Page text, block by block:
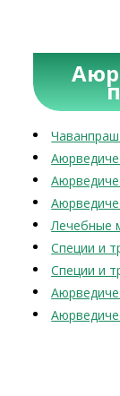
Лечебные
Специи и
Специи и